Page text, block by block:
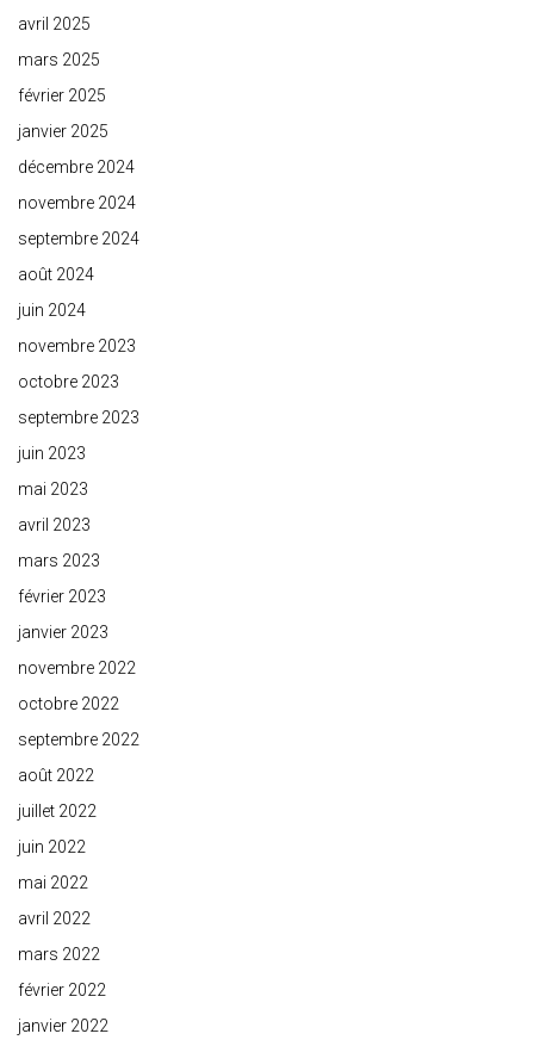
avril 2025
mars 2025
février 2025
janvier 2025
décembre 2024
novembre 2024
septembre 2024
août 2024
juin 2024
novembre 2023
octobre 2023
septembre 2023
juin 2023
mai 2023
avril 2023
mars 2023
février 2023
janvier 2023
novembre 2022
octobre 2022
septembre 2022
août 2022
juillet 2022
juin 2022
mai 2022
avril 2022
mars 2022
février 2022
janvier 2022